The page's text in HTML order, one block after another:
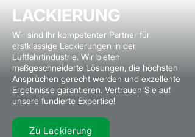
LACKIERUNG
Wir sind Ihr kompetenter Partner für
erstklassige Lackierungen in der
Luftfahrtindustrie. Wir bieten
maßgeschneiderte Lösungen, die höchsten
Ansprüchen gerecht werden und exzellente
Ergebnisse garantieren. Vertrauen Sie auf
unsere fundierte Expertise!
Zu Lackierung